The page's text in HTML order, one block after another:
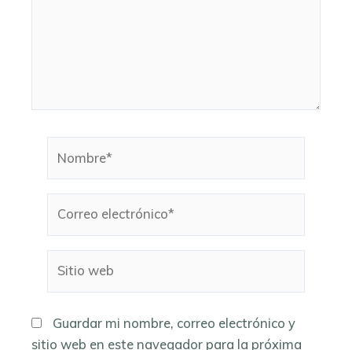
web
Guardar mi nombre, correo electrónico y
sitio web en este navegador para la próxima